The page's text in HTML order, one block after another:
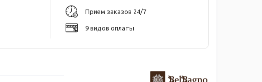
Прием заказов 24/7
9 видов оплаты